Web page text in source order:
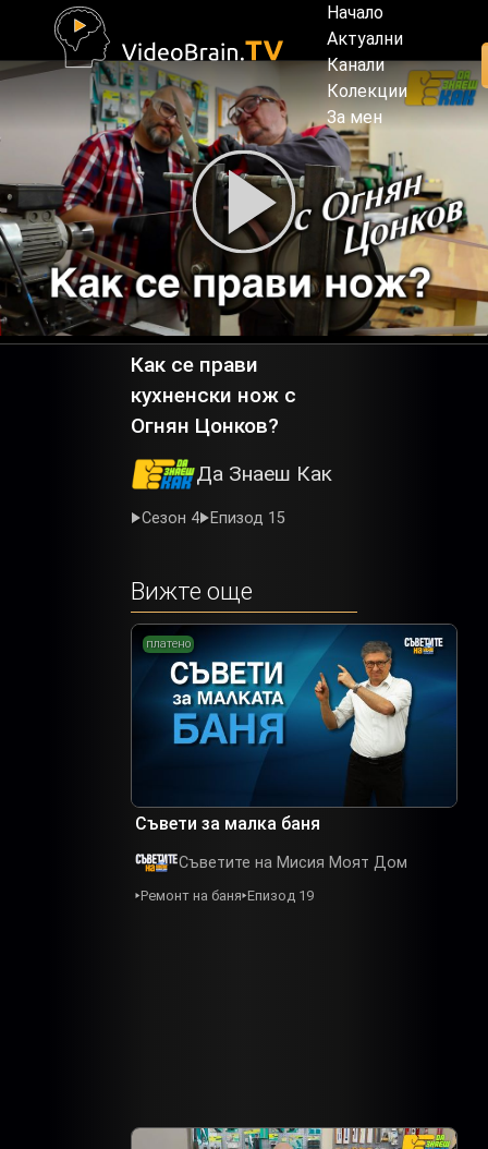
Начало
Актуални
Канали
Колекции
За мен
Как се прави
кухненски нож с
Огнян Цонков?
Да Знаеш Как
Сезон 4 Епизод 15
Вижте още
платено
Съвети за малка баня
Съветите на Мисия Моят Дом
Ремонт на баня Епизод 19